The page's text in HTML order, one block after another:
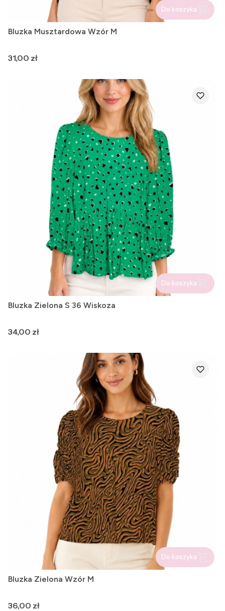
Do koszyka
Bluzka Musztardowa Wzór M
Cena
31,00 zł
Do koszyka
Bluzka Zielona S 36 Wiskoza
Cena
34,00 zł
Do koszyka
Bluzka Zielona Wzór M
Cena
36,00 zł